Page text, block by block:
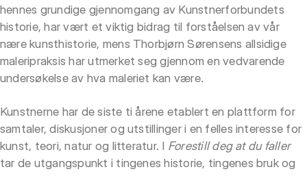
hennes grundige gjennomgang av Kunstnerforbundets
historie, har vært et viktig bidrag til forståelsen av vår
nære kunsthistorie, mens Thorbjørn Sørensens allsidige
maleripraksis har utmerket seg gjennom en vedvarende
undersøkelse av hva maleriet kan være.
Kunstnerne har de siste ti årene etablert en plattform for
samtaler, diskusjoner og utstillinger i en felles interesse for
kunst, teori, natur og litteratur. I Forestill deg at du faller
tar de utgangspunkt i tingenes historie, tingenes bruk og